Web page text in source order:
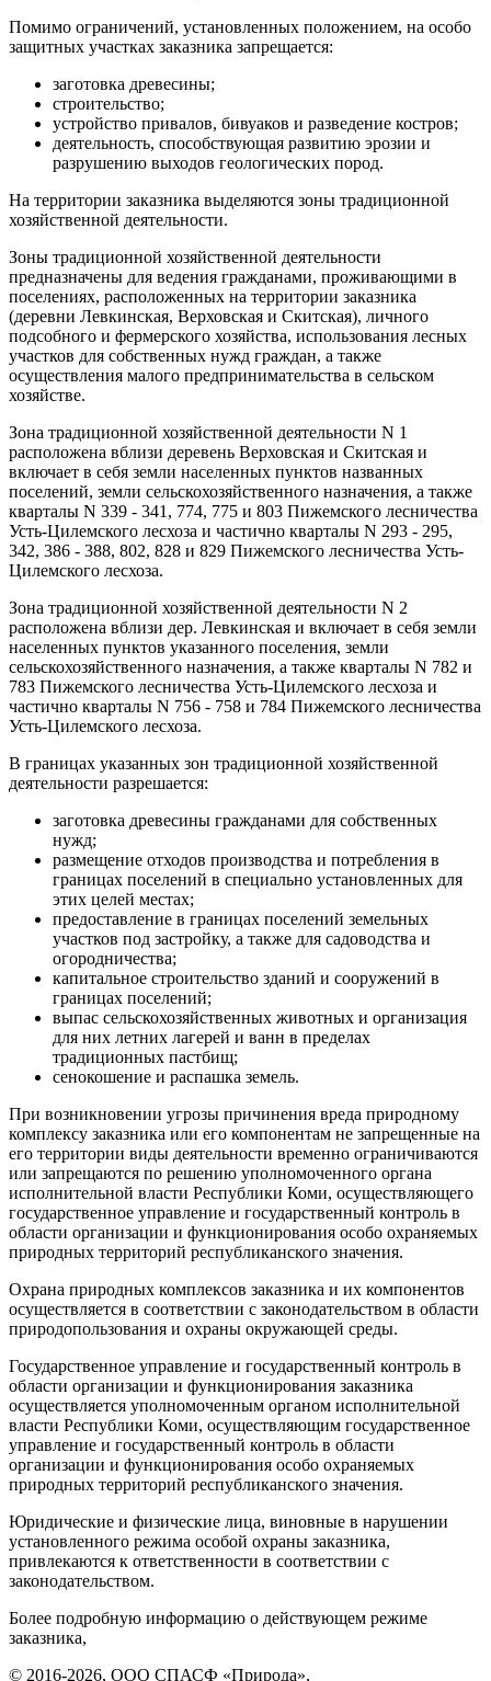
Помимо ограничений, установленных положением, на особо
защитных участках заказника запрещается:
заготовка древесины;
строительство;
устройство привалов, бивуаков и разведение костров;
деятельность, способствующая развитию эрозии и
разрушению выходов геологических пород.
На территории заказника выделяются зоны традиционной
хозяйственной деятельности.
Зоны традиционной хозяйственной деятельности
предназначены для ведения гражданами, проживающими в
поселениях, расположенных на территории заказника
(деревни Левкинская, Верховская и Скитская), личного
подсобного и фермерского хозяйства, использования лесных
участков для собственных нужд граждан, а также
осуществления малого предпринимательства в сельском
хозяйстве.
Зона традиционной хозяйственной деятельности N 1
расположена вблизи деревень Верховская и Скитская и
включает в себя земли населенных пунктов названных
поселений, земли сельскохозяйственного назначения, а также
кварталы N 339 - 341, 774, 775 и 803 Пижемского лесничества
Усть-Цилемского лесхоза и частично кварталы N 293 - 295,
342, 386 - 388, 802, 828 и 829 Пижемского лесничества Усть-
Цилемского лесхоза.
Зона традиционной хозяйственной деятельности N 2
расположена вблизи дер. Левкинская и включает в себя земли
населенных пунктов указанного поселения, земли
сельскохозяйственного назначения, а также кварталы N 782 и
783 Пижемского лесничества Усть-Цилемского лесхоза и
частично кварталы N 756 - 758 и 784 Пижемского лесничества
Усть-Цилемского лесхоза.
В границах указанных зон традиционной хозяйственной
деятельности разрешается:
заготовка древесины гражданами для собственных
нужд;
размещение отходов производства и потребления в
границах поселений в специально установленных для
этих целей местах;
предоставление в границах поселений земельных
участков под застройку, а также для садоводства и
огородничества;
капитальное строительство зданий и сооружений в
границах поселений;
выпас сельскохозяйственных животных и организация
для них летних лагерей и ванн в пределах
традиционных пастбищ;
сенокошение и распашка земель.
При возникновении угрозы причинения вреда природному
комплексу заказника или его компонентам не запрещенные на
его территории виды деятельности временно ограничиваются
или запрещаются по решению уполномоченного органа
исполнительной власти Республики Коми, осуществляющего
государственное управление и государственный контроль в
области организации и функционирования особо охраняемых
природных территорий республиканского значения.
Охрана природных комплексов заказника и их компонентов
осуществляется в соответствии с законодательством в области
природопользования и охраны окружающей среды.
Государственное управление и государственный контроль в
области организации и функционирования заказника
осуществляется уполномоченным органом исполнительной
власти Республики Коми, осуществляющим государственное
управление и государственный контроль в области
организации и функционирования особо охраняемых
природных территорий республиканского значения.
Юридические и физические лица, виновные в нарушении
установленного режима особой охраны заказника,
привлекаются к ответственности в соответствии с
законодательством.
Более подробную информацию о действующем режиме
заказника,
© 2016-2026, ООО СПАСФ «Природа»,